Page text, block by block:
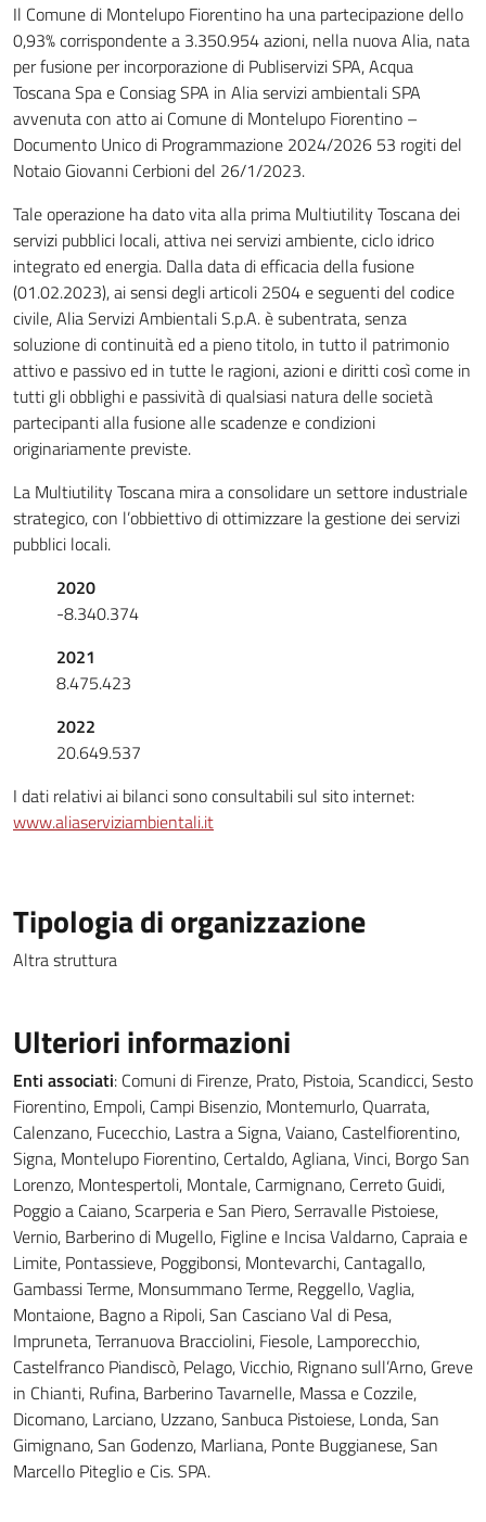
Il Comune di Montelupo Fiorentino ha una partecipazione dello
0,93% corrispondente a 3.350.954 azioni, nella nuova Alia, nata
per fusione per incorporazione di Publiservizi SPA, Acqua
Toscana Spa e Consiag SPA in Alia servizi ambientali SPA
avvenuta con atto ai Comune di Montelupo Fiorentino –
Documento Unico di Programmazione 2024/2026 53 rogiti del
Notaio Giovanni Cerbioni del 26/1/2023.
Tale operazione ha dato vita alla prima Multiutility Toscana dei
servizi pubblici locali, attiva nei servizi ambiente, ciclo idrico
integrato ed energia. Dalla data di efficacia della fusione
(01.02.2023), ai sensi degli articoli 2504 e seguenti del codice
civile, Alia Servizi Ambientali S.p.A. è subentrata, senza
soluzione di continuità ed a pieno titolo, in tutto il patrimonio
attivo e passivo ed in tutte le ragioni, azioni e diritti così come in
tutti gli obblighi e passività di qualsiasi natura delle società
partecipanti alla fusione alle scadenze e condizioni
originariamente previste.
La Multiutility Toscana mira a consolidare un settore industriale
strategico, con l’obbiettivo di ottimizzare la gestione dei servizi
pubblici locali.
2020
-8.340.374
2021
8.475.423
2022
20.649.537
I dati relativi ai bilanci sono consultabili sul sito internet:
www.aliaserviziambientali.it
Tipologia di organizzazione
Altra struttura
Ulteriori informazioni
Enti associati: Comuni di Firenze, Prato, Pistoia, Scandicci, Sesto
Fiorentino, Empoli, Campi Bisenzio, Montemurlo, Quarrata,
Calenzano, Fucecchio, Lastra a Signa, Vaiano, Castelfiorentino,
Signa, Montelupo Fiorentino, Certaldo, Agliana, Vinci, Borgo San
Lorenzo, Montespertoli, Montale, Carmignano, Cerreto Guidi,
Poggio a Caiano, Scarperia e San Piero, Serravalle Pistoiese,
Vernio, Barberino di Mugello, Figline e Incisa Valdarno, Capraia e
Limite, Pontassieve, Poggibonsi, Montevarchi, Cantagallo,
Gambassi Terme, Monsummano Terme, Reggello, Vaglia,
Montaione, Bagno a Ripoli, San Casciano Val di Pesa,
Impruneta, Terranuova Bracciolini, Fiesole, Lamporecchio,
Castelfranco Piandiscò, Pelago, Vicchio, Rignano sull’Arno, Greve
in Chianti, Rufina, Barberino Tavarnelle, Massa e Cozzile,
Dicomano, Larciano, Uzzano, Sanbuca Pistoiese, Londa, San
Gimignano, San Godenzo, Marliana, Ponte Buggianese, San
Marcello Piteglio e Cis. SPA.